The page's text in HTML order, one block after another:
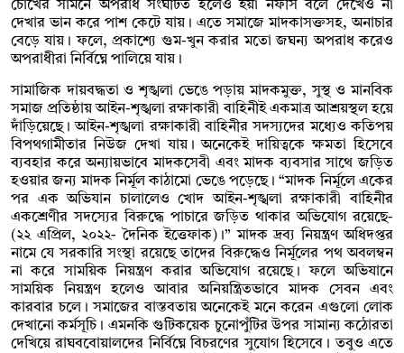
চোখের সামনে অপরাধ সংঘটিত হলেও ইয়া নফসি বলে দেখেও না
দেখার ভান করে পাশ কেটে যায়। এতে সমাজে মাদকাসক্তসহ, অনাচার
বেড়ে যায়। ফলে, প্রকাশ্যে গুম-খুন করার মতো জঘন্য অপরাধ করেও
অপরাধীরা নির্বিঘ্নে পালিয়ে যায়।
সামাজিক দায়বদ্ধতা ও শৃঙ্খলা ভেঙে পড়ায় মাদকমুক্ত, সুস্থ ও মানবিক
সমাজ প্রতিষ্ঠায় আইন-শৃঙ্খলা রক্ষাকারী বাহিনীই একমাত্র আশ্রয়স্থল হয়ে
দাঁড়িয়েছে। আইন-শৃঙ্খলা রক্ষাকারী বাহিনীর সদস্যদের মধ্যেও কতিপয়
বিপথগামীতার নিউজ দেখা যায়। অনেকেই দায়িত্বকে ক্ষমতা হিসেবে
ব্যবহার করে অন্যায়ভাবে মাদকসেবী এবং মাদক ব্যবসার সাথে জড়িত
হওয়ার জন্য মাদক নির্মূল কাঠামো ভেঙে পড়েছে। “মাদক নির্মূলে একের
পর এক অভিযান চালালেও খোদ আইন-শৃঙ্খলা রক্ষাকারী বাহিনীর
একশ্রেণীর সদস্যের বিরুদ্ধে পাচারে জড়িত থাকার অভিযোগ রয়েছে-
(২২ এপ্রিল, ২০২২- দৈনিক ইত্তেফাক)।” মাদক দ্রব্য নিয়ন্ত্রণ অধিদপ্তর
নামে যে সরকারি সংস্থা রয়েছে তাদের বিরুদ্ধেও নির্মূলের পথ অবলম্বন
না করে সাময়িক নিয়ন্ত্রণ করার অভিযোগ রয়েছে। ফলে অভিযানে
সাময়িক নিয়ন্ত্রণ হলেও আবার অনিয়ন্ত্রিতভাবে মাদক সেবন এবং
কারবার চলে। সমাজের বাস্তবতায় অনেকেই মনে করেন এগুলো লোক
দেখানো কর্মসূচি। এমনকি গুটিকয়েক চুনোপুঁটির উপর সামান্য কঠোরতা
দেখিয়ে রাঘববোয়ালদের নির্বিঘ্নে বিচরণের সুযোগ হিসেবে। তবুও এতে